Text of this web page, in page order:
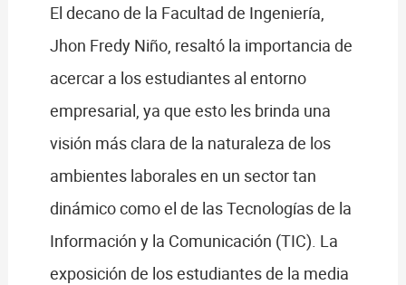
El decano de la Facultad de Ingeniería,
Jhon Fredy Niño, resaltó la importancia de
acercar a los estudiantes al entorno
empresarial, ya que esto les brinda una
visión más clara de la naturaleza de los
ambientes laborales en un sector tan
dinámico como el de las Tecnologías de la
Información y la Comunicación (TIC). La
exposición de los estudiantes de la media